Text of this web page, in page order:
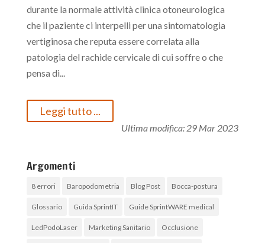
durante la normale attività clinica otoneurologica
che il paziente ci interpelli per una sintomatologia
vertiginosa che reputa essere correlata alla
patologia del rachide cervicale di cui soffre o che
pensa di...
Leggi tutto ...
Ultima modifica: 29 Mar 2023
Argomenti
8 errori Baropodometria Blog Post Bocca-postura
Glossario Guida SprintIT Guide SprintWARE medical
LedPodoLaser Marketing Sanitario Occlusione